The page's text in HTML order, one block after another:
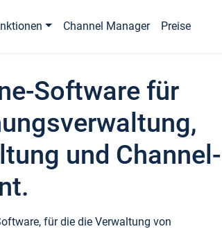
Channel Manager Preise
Software für
und Channel-
für die die Verwaltung von